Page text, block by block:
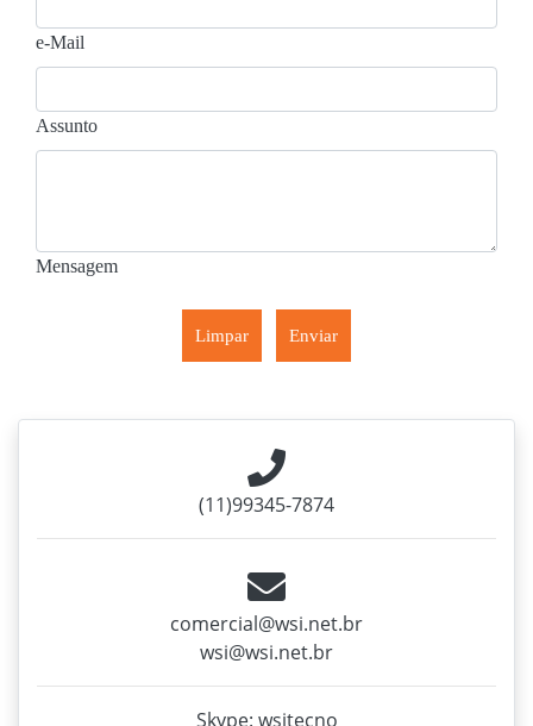
e-Mail
Assunto
Mensagem
Limpar Enviar
(11)99345-7874
comercial@wsi.net.br
wsi@wsi.net.br
Skype: wsitecno